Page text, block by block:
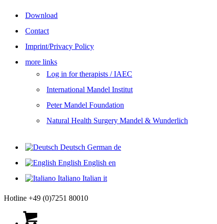
Download
Contact
Imprint/Privacy Policy
more links
Log in for therapists / IAEC
International Mandel Institut
Peter Mandel Foundation
Natural Health Surgery Mandel & Wunderlich
Deutsch German de
English English en
Italiano Italian it
Hotline +49 (0)7251 80010